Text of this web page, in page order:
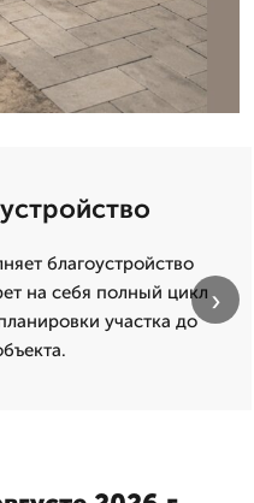
благоустройство
на себя полный цикл
участка до
›